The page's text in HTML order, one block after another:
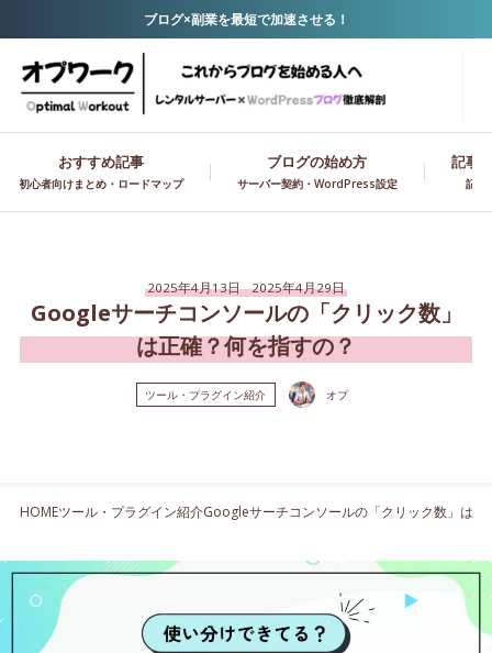
ブログ×副業を最短で加速させる！
おすすめ記事
初心者向けまとめ・ロードマップ
ブログの始め方
サーバー契約・WordPress設定
記事
記事
2025年4月13日 2025年4月29日
Googleサーチコンソールの「クリック数」
は正確？何を指すの？
ツール・プラグイン紹介 オプ
HOMEツール・プラグイン紹介Googleサーチコンソールの「クリック数」は正